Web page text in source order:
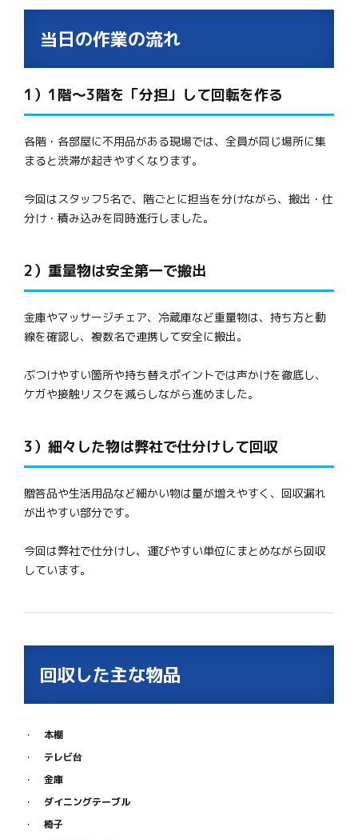
当日の作業の流れ
1）1階〜3階を「分担」して回転を作る
各階・各部屋に不用品がある現場では、全員が同じ場所に集
まると渋滞が起きやすくなります。
今回はスタッフ5名で、階ごとに担当を分けながら、搬出・仕
分け・積み込みを同時進行しました。
2）重量物は安全第一で搬出
金庫やマッサージチェア、冷蔵庫など重量物は、持ち方と動
線を確認し、複数名で連携して安全に搬出。
ぶつけやすい箇所や持ち替えポイントでは声かけを徹底し、
ケガや接触リスクを減らしながら進めました。
3）細々した物は弊社で仕分けして回収
贈答品や生活用品など細かい物は量が増えやすく、回収漏れ
が出やすい部分です。
今回は弊社で仕分けし、運びやすい単位にまとめながら回収
しています。
回収した主な物品
本棚
テレビ台
金庫
ダイニングテーブル
椅子